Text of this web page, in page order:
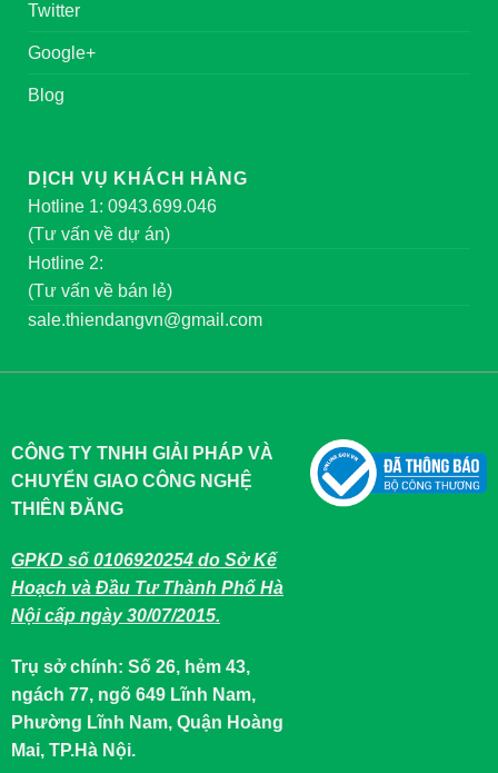
Twitter
Google+
Blog
DỊCH VỤ KHÁCH HÀNG
Hotline 1: 0943.699.046
(Tư vấn về dự án)
Hotline 2:
(Tư vấn về bán lẻ)
sale.thiendangvn@gmail.com
CÔNG TY TNHH GIẢI PHÁP VÀ
CHUYỂN GIAO CÔNG NGHỆ
THIÊN ĐĂNG
GPKD số 0106920254 do Sở Kế
Hoạch và Đầu Tư Thành Phố Hà
Nội cấp ngày 30/07/2015.
Trụ sở chính: Số 26, hẻm 43,
ngách 77, ngõ 649 Lĩnh Nam,
Phường Lĩnh Nam, Quận Hoàng
Mai, TP.Hà Nội.